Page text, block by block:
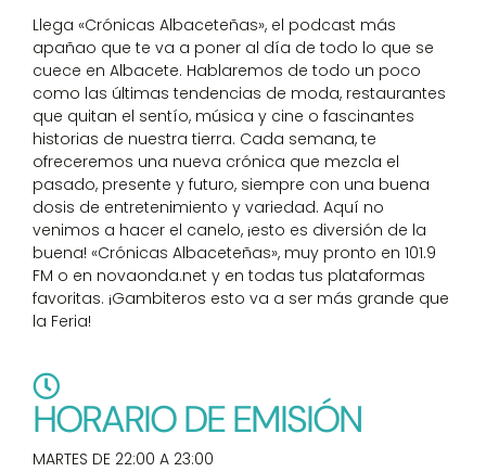
Llega «Crónicas Albaceteñas», el podcast más
apañao que te va a poner al día de todo lo que se
cuece en Albacete. Hablaremos de todo un poco
como las últimas tendencias de moda, restaurantes
que quitan el sentío, música y cine o fascinantes
historias de nuestra tierra. Cada semana, te
ofreceremos una nueva crónica que mezcla el
pasado, presente y futuro, siempre con una buena
dosis de entretenimiento y variedad. Aquí no
venimos a hacer el canelo, ¡esto es diversión de la
buena! «Crónicas Albaceteñas», muy pronto en 101.9
FM o en novaonda.net y en todas tus plataformas
favoritas. ¡Gambiteros esto va a ser más grande que
la Feria!
HORARIO DE EMISIÓN
MARTES DE 22:00 A 23:00